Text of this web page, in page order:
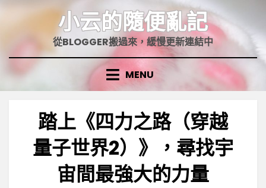
小云的隨便亂記
從BLOGGER搬過來，緩慢更新連結中
MENU
踏上《四力之路（穿越
量子世界2）》，尋找宇
宙間最強大的力量